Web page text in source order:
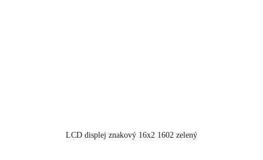
LCD displej znakový 16x2 1602 zelený